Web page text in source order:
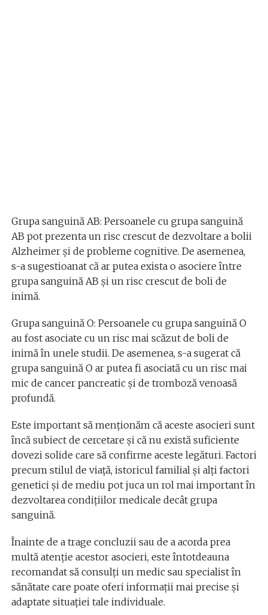
Grupa sanguină AB: Persoanele cu grupa sanguină
AB pot prezenta un risc crescut de dezvoltare a bolii
Alzheimer și de probleme cognitive. De asemenea,
s-a sugestioanat că ar putea exista o asociere între
grupa sanguină AB și un risc crescut de boli de
inimă.
Grupa sanguină O: Persoanele cu grupa sanguină O
au fost asociate cu un risc mai scăzut de boli de
inimă în unele studii. De asemenea, s-a sugerat că
grupa sanguină O ar putea fi asociată cu un risc mai
mic de cancer pancreatic și de tromboză venoasă
profundă.
Este important să menționăm că aceste asocieri sunt
încă subiect de cercetare și că nu există suficiente
dovezi solide care să confirme aceste legături. Factori
precum stilul de viață, istoricul familial și alți factori
genetici și de mediu pot juca un rol mai important în
dezvoltarea condițiilor medicale decât grupa
sanguină.
Înainte de a trage concluzii sau de a acorda prea
multă atenție acestor asocieri, este întotdeauna
recomandat să consulți un medic sau specialist în
sănătate care poate oferi informații mai precise și
adaptate situației tale individuale.